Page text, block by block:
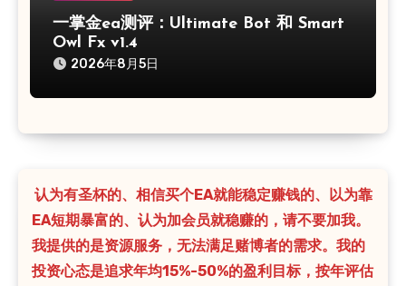
一掌金ea测评：Ultimate Bot 和 Smart
Owl Fx v1.4
2026年8月5日
认为有圣杯的、相信买个EA就能稳定赚钱的、以为靠
EA短期暴富的、认为加会员就稳赚的，请不要加我。
我提供的是资源服务，无法满足赌博者的需求。我的
投资心态是追求年均15%-50%的盈利目标，按年评估